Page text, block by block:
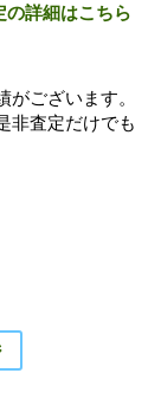
の詳細はこちら
ございます。
非査定だけでも